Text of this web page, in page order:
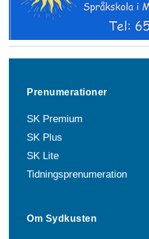
Prenumerationer
SK Premium
SK Plus
SK Lite
Tidningsprenumeration
Om Sydkusten